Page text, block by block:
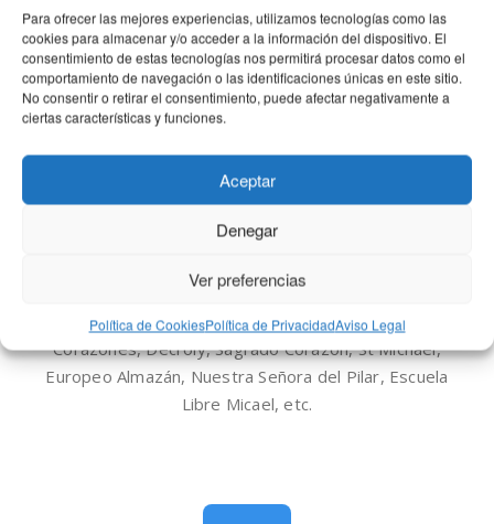
Para ofrecer las mejores experiencias, utilizamos tecnologías como las
cookies para almacenar y/o acceder a la información del dispositivo. El
consentimiento de estas tecnologías nos permitirá procesar datos como el
comportamiento de navegación o las identificaciones únicas en este sitio.
No consentir o retirar el consentimiento, puede afectar negativamente a
ciertas características y funciones.
Aceptar
Denegar
Ver preferencias
Política de CookiesPolítica de PrivacidadAviso Legal
resumen.
Cobertura en Madrid
Tenemos alumnos de muchos colegios de Madrid,
como por ejemplo: Fray Luis de León, Sagrados
Corazones, Decroly, Sagrado Corazón, St Michael,
Europeo Almazán, Nuestra Señora del Pilar, Escuela
Libre Micael, etc.